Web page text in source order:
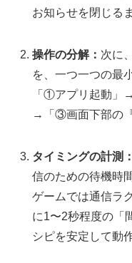
お知らせを閉じる
操作の分解： 次に
を、一つ一つの最
「①アプリ起動」
→「③画面下部の『
タイミングの計測
信のための待機時
ゲームでは通信ラ
に1〜2秒程度の「
シピを安定して動